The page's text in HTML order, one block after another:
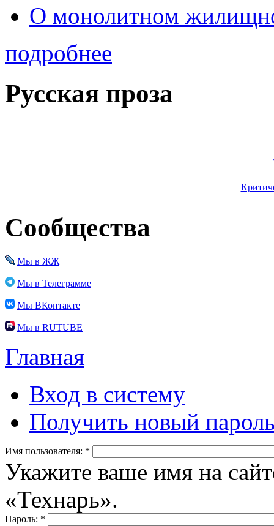
О монолитном
подробнее
Русская проза
Сообщества
Мы в ЖЖ
Мы в Телеграмме
Мы ВКонтакте
Мы в RUTUBE
Главная
Вход в систему
Получить новый
Имя пользователя: *
Укажите ваше имя на
«Технарь».
Пароль: *